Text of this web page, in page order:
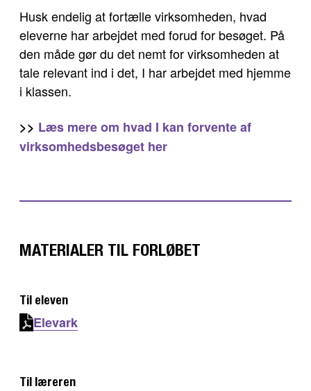
Husk endelig at fortælle virksomheden, hvad
eleverne har arbejdet med forud for besøget. På
den måde gør du det nemt for virksomheden at
tale relevant ind i det, I har arbejdet med hjemme
i klassen.
>> Læs mere om hvad I kan forvente af
virksomhedsbesøget her
MATERIALER TIL FORLØBET
Til eleven
Elevark
Til læreren